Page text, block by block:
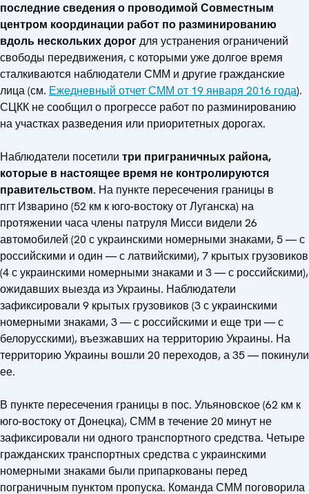
последние сведения о проводимой Совместным
центром координации работ по разминированию
вдоль нескольких дорогдля устранения ограничений
свободы передвижения, с которыми уже долгое время
сталкиваются наблюдатели СММ и другие гражданские
лица (см. Ежедневный отчет СММ от 19 января 2016 года).
СЦКК не сообщил о прогрессе работ по разминированию
на участках разведения или приоритетных дорогах.
Наблюдатели посетили три приграничных района,
которые в настоящее время не контролируются
правительством. На пункте пересечения границы в
пгт Изварино (52 км к юго-востоку от Луганска) на
протяжении часа члены патруля Мисси видели 26
автомобилей (20 с украинскими номерными знаками, 5 — с
российскими и один — с латвийскими), 7 крытых грузовиков
(4 с украинскими номерными знаками и 3 — с российскими),
ожидавших выезда из Украины. Наблюдатели
зафиксировали 9 крытых грузовиков (3 с украинскими
номерными знаками, 3 — с российскими и еще три — с
белорусскими), въезжавших на территорию Украины. На
территорию Украины вошли 20 переходов, а 35 — покинули
ее.
В пункте пересечения границы в пос. Ульяновское (62 км к
юго-востоку от Донецка), СММ в течение 20 минут не
зафиксировали ни одного транспортного средства. Четыре
гражданских транспортных средства с украинскими
номерными знаками были припаркованы перед
пограничным пунктом пропуска. Команда СММ поговорила